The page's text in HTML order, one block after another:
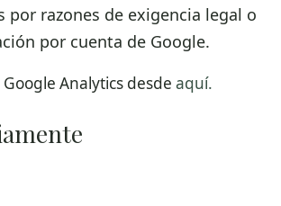
razones de exigencia legal o
por cuenta de Google.
Analytics desde aquí.